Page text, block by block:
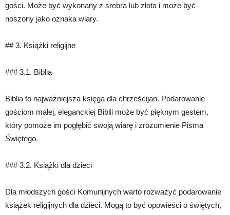
gości. Może być wykonany z srebra lub złota i może być
noszony jako oznaka wiary.
## 3. Książki religijne
### 3.1. Biblia
Biblia to najważniejsza księga dla chrześcijan. Podarowanie
gościom małej, eleganckiej Biblii może być pięknym gestem,
który pomoże im pogłębić swoją wiarę i zrozumienie Pisma
Świętego.
### 3.2. Książki dla dzieci
Dla młodszych gości Komunijnych warto rozważyć podarowanie
książek religijnych dla dzieci. Mogą to być opowieści o świętych,